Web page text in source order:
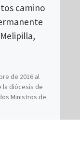
camino
de 2016 al
la diócesis de
Ministros de